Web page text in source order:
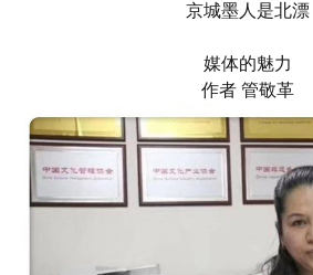
京城墨人是北漂
媒体的魅力
作者 管敬革